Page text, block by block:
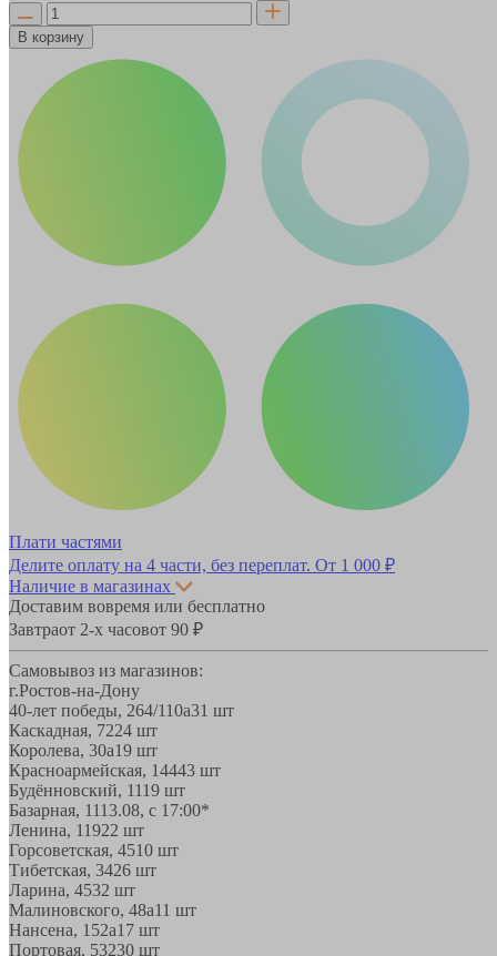
В корзину
Плати частями
Делите оплату на 4 части, без переплат. От 1 000 ₽
Наличие в магазинах
Доставим вовремя или бесплатно
Завтраот 2-х часовот 90 ₽
Самовывоз из магазинов:
г.Ростов-на-Дону
40-лет победы, 264/110а31 шт
Каскадная, 7224 шт
Королева, 30а19 шт
Красноармейская, 14443 шт
Будённовский, 1119 шт
Базарная, 1113.08, с 17:00*
Ленина, 11922 шт
Горсоветская, 4510 шт
Тибетская, 3426 шт
Ларина, 4532 шт
Малиновского, 48а11 шт
Нансена, 152а17 шт
Портовая, 53230 шт